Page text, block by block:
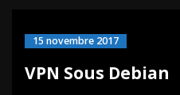
15 novembre 2017
VPN Sous Debian